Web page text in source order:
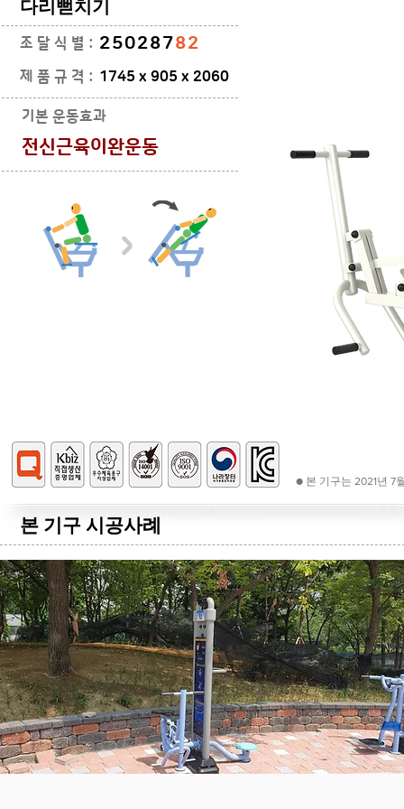
조 달 식 별 : 25028782
제 품 규 격 : 1745 x 905 x 2060
기본 운동효과
​전신근육이완운동
​다리뻗치기
● 본 기구는 2021년 7
본 기구 시공사례